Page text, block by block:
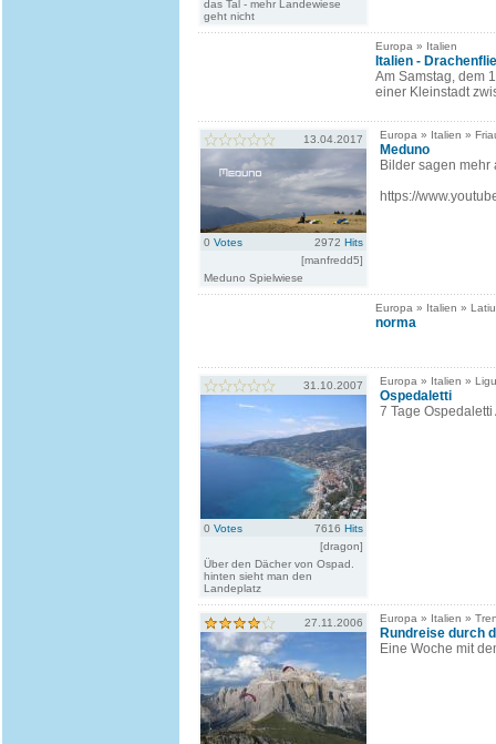
das Tal - mehr Landewiese
geht nicht
Europa » Italien
Italien -
Am Samstag, dem
einer Kleinstadt
13.04.2017
0 Votes 2972 Hits
[manfredd5]
Meduno Spielwiese
Europa » Italien »
Meduno
Bilder sagen mehr
https://
Europa » Italien »
norma
31.10.2007
0 Votes 7616 Hits
[dragon]
Über den Dächer von Ospad.
hinten sieht man den
Landeplatz
Europa » Italien »
Ospedaletti
7 Tage
27.11.2006 Europa » Italien »
Rundreise durch
Eine Woche mit